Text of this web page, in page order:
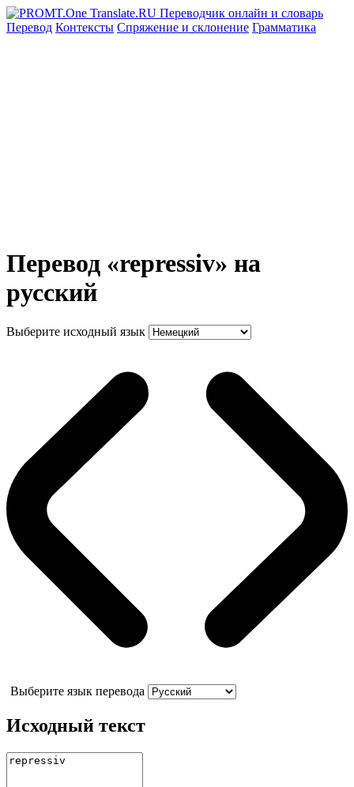
Перевод Контексты Спряжение и склонение Грамматика
Перевод «repressiv» на
русский
Выберите исходный язык
Выберите язык перевода
Исходный текст